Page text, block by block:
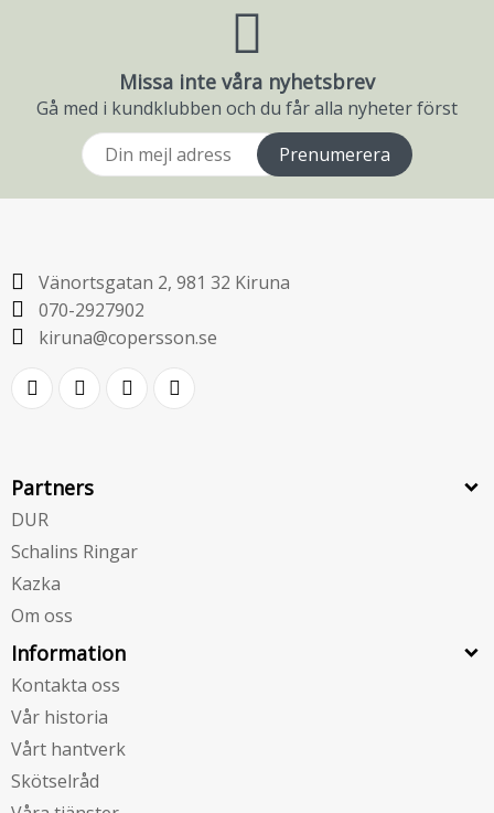
Missa inte våra nyhetsbrev
Gå med i kundklubben och du får alla nyheter först
Prenumerera
Vänortsgatan 2, 981 32 Kiruna
070-2927902
kiruna@copersson.se
Partners
DUR
Schalins Ringar
Kazka
Om oss
Information
Kontakta oss
Vår historia
Vårt hantverk
Skötselråd